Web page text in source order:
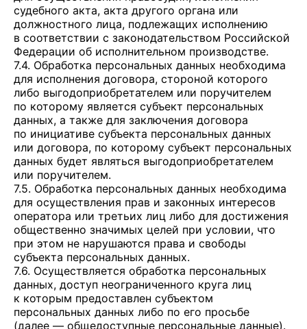
судебного акта, акта другого органа или
должностного лица, подлежащих исполнению
в соответствии с законодательством Российской
Федерации об исполнительном производстве.
7.4. Обработка персональных данных необходима
для исполнения договора, стороной которого
либо выгодоприобретателем или поручителем
по которому является субъект персональных
данных, а также для заключения договора
по инициативе субъекта персональных данных
или договора, по которому субъект персональных
данных будет являться выгодоприобретателем
или поручителем.
7.5. Обработка персональных данных необходима
для осуществления прав и законных интересов
оператора или третьих лиц либо для достижения
общественно значимых целей при условии, что
при этом не нарушаются права и свободы
субъекта персональных данных.
7.6. Осуществляется обработка персональных
данных, доступ неограниченного круга лиц
к которым предоставлен субъектом
персональных данных либо по его просьбе
(далее — общедоступные персональные данные).